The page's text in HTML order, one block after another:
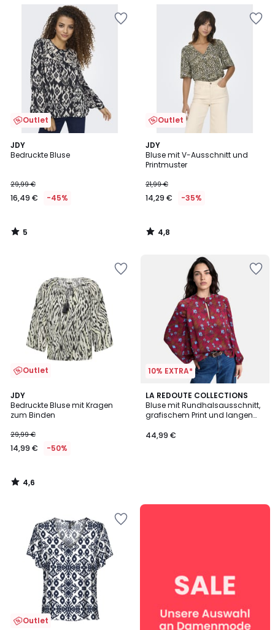
Outlet
JDY
Bedruckte Bluse
29,99 €
16,49 € -45%
5
/
5
/
Outlet
JDY
Bluse mit V-Ausschnitt und
Printmuster
21,99 €
14,29 € -35%
4,8
/ 5
4,8
/
Outlet
JDY
Bedruckte Bluse mit Kragen
zum Binden
29,99 €
14,99 € -50%
4,6
/ 5
4,6
/
10% EXTRA*
LA REDOUTE COLLECTIONS
Bluse mit Rundhalsausschnitt,
grafischem Print und langen
44,99 €
Outlet
Unsere